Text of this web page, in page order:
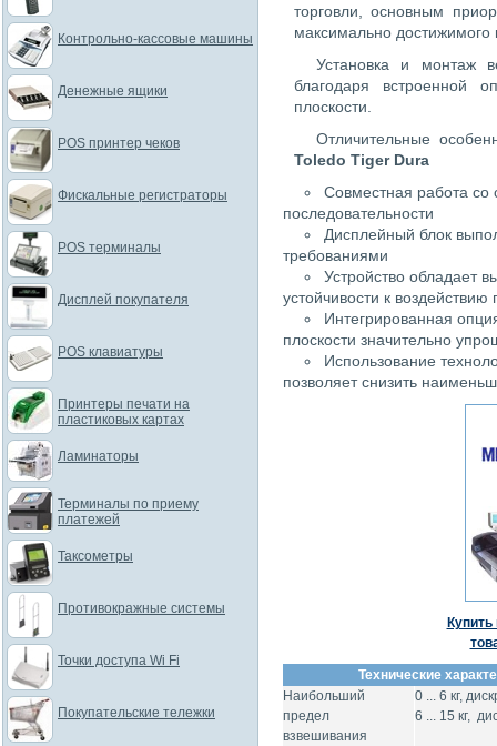
торговли, основным
максимально достижимого
Установка и монтаж
благодаря встроенной
плоскости.
Отличительные
Toledo Tiger Dura
Совместная работа со
последовательности
Дисплейный блок
требованиями
Устройство обладает
устойчивости к
Интегрированная
плоскости значительно
Использование
позволяет снизить
Технические
Наибольший
предел
взвешивания
0 ... 6 кг,
6 ... 15 кг,
Контрольно-кассовые машины
Денежные ящики
POS принтер чеков
Фискальные регистраторы
POS терминалы
Дисплей покупателя
POS клавиатуры
Принтеры печати на
пластиковых картах
Ламинаторы
Терминалы по приему
платежей
Таксометры
Противокражные системы
Точки доступа Wi Fi
Покупательские тележки